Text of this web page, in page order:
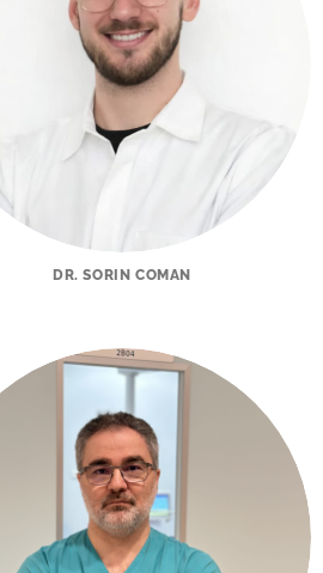
DR. SORIN COMAN